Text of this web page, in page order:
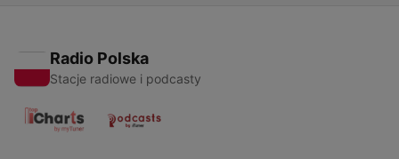
Radio Polska
Stacje radiowe i podcasty